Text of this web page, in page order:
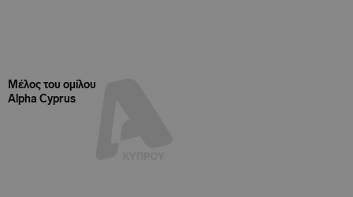
Μέλος του ομίλου
Alpha Cyprus